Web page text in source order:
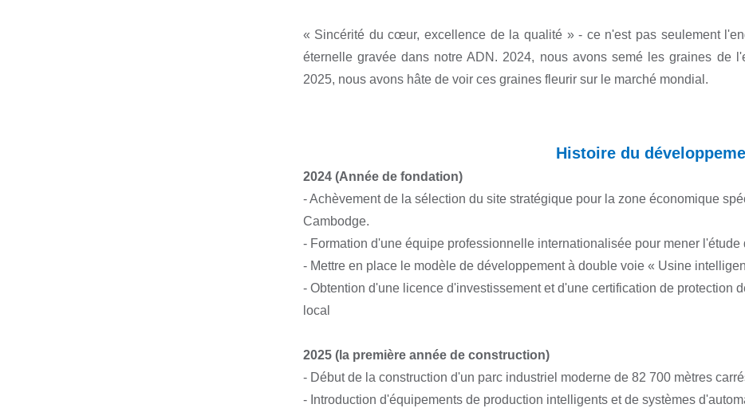
« Sincérité du cœur, excellence de la qualité » - ce n'est pas seulement
éternelle gravée dans notre ADN. 2024, nous avons semé les graines de
2025, nous avons hâte de voir ces graines fleurir sur le marché mondial.
Histoire du
2024 (Année de fondation)
- Achèvement de la sélection du site stratégique pour la zone économique
Cambodge.
- Formation d'une équipe professionnelle internationalisée pour mener l'étude
- Mettre en place le modèle de développement à double voie « Usine
- Obtention d'une licence d'investissement et d'une certification de protection
local
2025 (la première année de construction)
- Début de la construction d'un parc industriel moderne de 82 700 mètres
- Introduction d'équipements de production intelligents et de systèmes